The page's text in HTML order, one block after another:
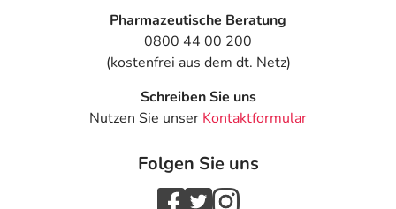
Pharmazeutische Beratung
0800 44 00 200
(kostenfrei aus dem dt. Netz)
Schreiben Sie uns
Nutzen Sie unser Kontaktformular
Folgen Sie uns